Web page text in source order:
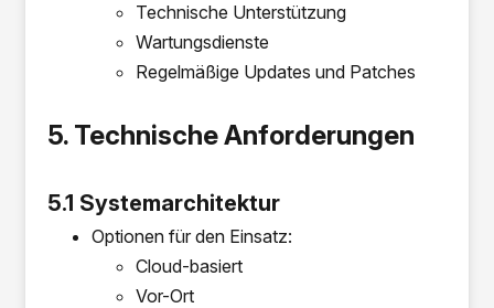
Technische Unterstützung
Wartungsdienste
Regelmäßige Updates und Patches
5. Technische Anforderungen
5.1 Systemarchitektur
Optionen für den Einsatz:
Cloud-basiert
Vor-Ort